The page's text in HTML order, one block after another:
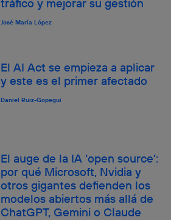
José María López
El AI Act se empieza a aplicar
y este es el primer afectado
Daniel Ruiz-Gopegui
El auge de la IA ‘open source’:
por qué Microsoft, Nvidia y
otros gigantes defienden los
modelos abiertos más allá de
ChatGPT, Gemini o Claude